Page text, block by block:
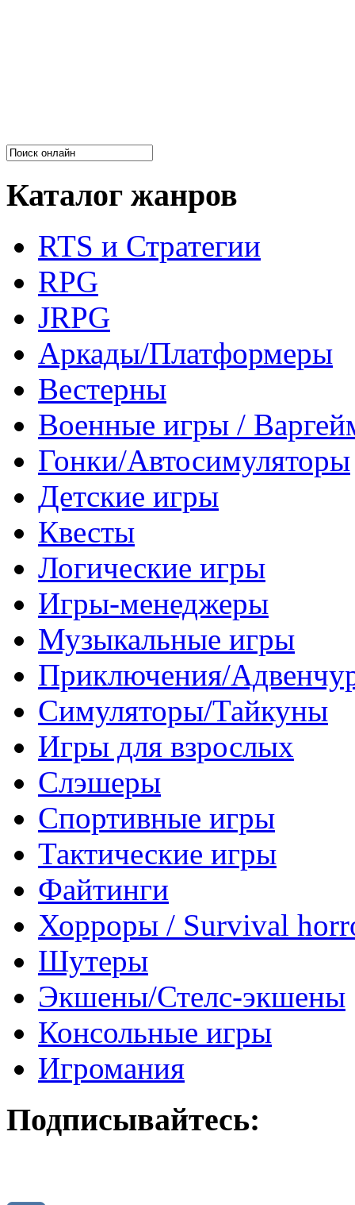
Каталог жанров
RTS и Стратегии
RPG
JRPG
Аркады/Платформеры
Вестерны
Военные игры /
Гонки/Автосимуляторы
Детские игры
Квесты
Логические игры
Игры-менеджеры
Музыкальные игры
Приключения/
Симуляторы/Тайкуны
Игры для взрослых
Слэшеры
Спортивные игры
Тактические игры
Файтинги
Хорроры / Survival
Шутеры
Экшены/Стелс-экшены
Консольные игры
Игромания
Подписывайтесь: